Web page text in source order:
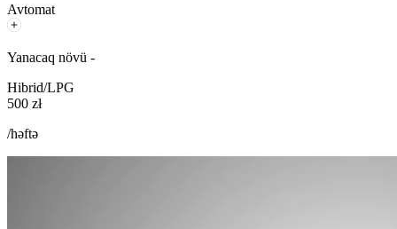
Avtomat
Yanacaq növü -
Hibrid/LPG
500 zł
/həftə